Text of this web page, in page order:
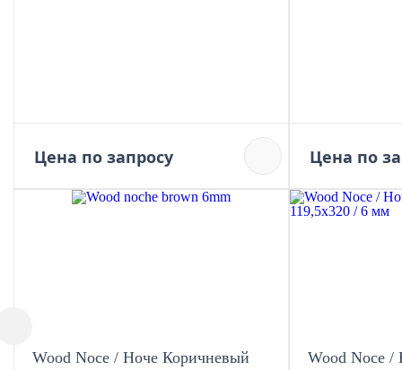
Цена по запросу Цена по
Wood Noce / Ноче Коричневый
Wood Noce /